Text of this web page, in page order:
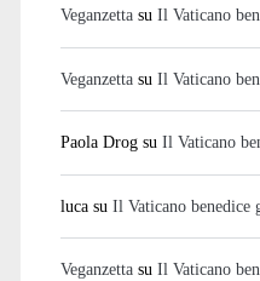
Veganzettasu Il Vaticano
Veganzettasu Il Vaticano
Paola Drogsu Il Vaticano
lucasu Il Vaticano benedice
Veganzettasu Il Vaticano